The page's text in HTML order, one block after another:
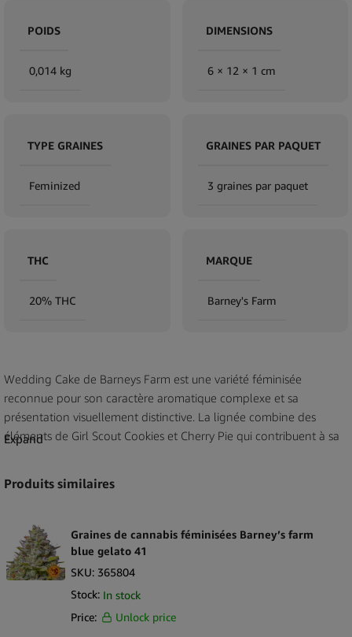
POIDS
0,014 kg
DIMENSIONS
6 × 12 × 1 cm
TYPE GRAINES
Feminized
GRAINES PAR PAQUET
3 graines par paquet
THC
20% THC
MARQUE
Barney's Farm
Wedding Cake de Barneys Farm est une variété féminisée
reconnue pour son caractère aromatique complexe et sa
présentation visuellement distinctive. La lignée combine des
éléments de Girl Scout Cookies et Cherry Pie qui contribuent à sa
accents de vanille et des nuances classiques liées au skunk. Les
donne son nom à la variété et peuvent présenter de douces
teintes violettes et roses dans leur coloration naturelle. Ce pack
contient trois graines féminisées ce qui le rend adapté aux
Expand
Produits similaires
Graines de cannabis féminisées Barney’s farm
blue gelato 41
SKU: 365804
Stock: In stock
Price:
Unlock price